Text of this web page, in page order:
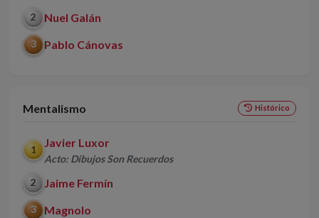
2 Nuel Galán
3 Pablo Cánovas
Mentalismo Histórico
1
Javier Luxor
Acto: Dibujos Son Recuerdos
2 Jaime Fermín
3 Magnolo